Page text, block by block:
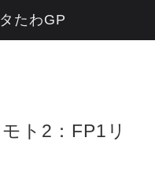
ト2：FP1リ
たわGP